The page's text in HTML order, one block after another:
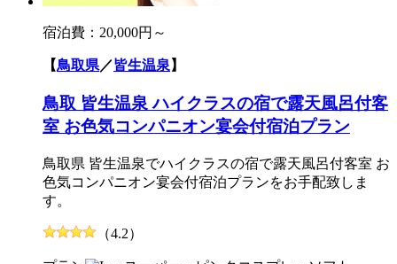
宿泊費： 20,000円～
【鳥取県／皆生温泉 】
鳥取 皆生温泉 ハイクラスの宿で露天風呂付客
室 お色気コンパニオン宴会付宿泊プラン
鳥取県 皆生温泉でハイクラスの宿で露天風呂付客室 お
色気コンパニオン宴会付宿泊プランをお手配致しま
す。
（4.2）